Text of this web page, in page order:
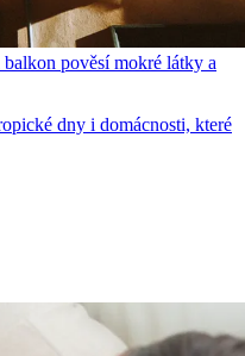
pověsí mokré látky a
dny i domácnosti, které